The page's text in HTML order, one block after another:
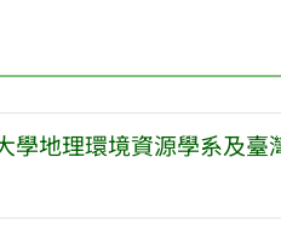
學地理環境資源學系及